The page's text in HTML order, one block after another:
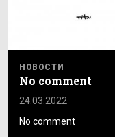
НОВОСТИ
No comment
24.03.2022
No comment